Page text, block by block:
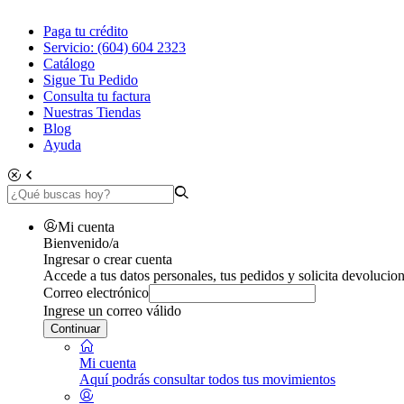
Paga tu crédito
Servicio: (604) 604 2323
Catálogo
Sigue Tu Pedido
Consulta tu factura
Nuestras Tiendas
Blog
Ayuda
Mi cuenta
Bienvenido/a
Ingresar o crear cuenta
Accede a tus datos personales, tus pedidos y solicita
Correo electrónico
Ingrese un correo válido
Continuar
Mi cuenta
Aquí podrás consultar todos tus movimientos